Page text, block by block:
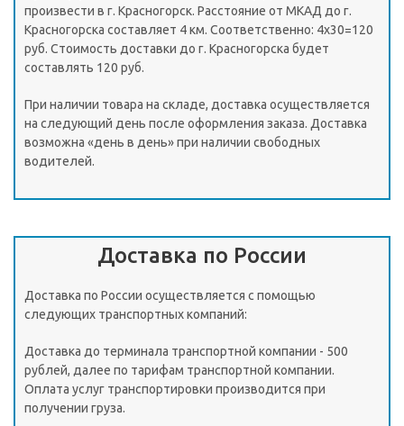
произвести в г. Красногорск. Расстояние от МКАД до г.
Красногорска составляет 4 км. Соответственно: 4х30=120
руб. Стоимость доставки до г. Красногорска будет
составлять 120 руб.
При наличии товара на складе, доставка осуществляется
на следующий день после оформления заказа. Доставка
возможна «день в день» при наличии свободных
водителей.
Доставка по России
Доставка по России осуществляется с помощью
следующих транспортных компаний:
Доставка до терминала транспортной компании - 500
рублей, далее по тарифам транспортной компании.
Оплата услуг транспортировки производится при
получении груза.